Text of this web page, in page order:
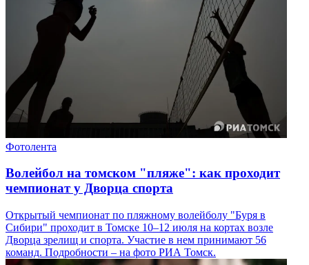
Фотолента
Волейбол на томском "пляже": как проходит
чемпионат у Дворца спорта
Открытый чемпионат по пляжному волейболу "Буря в
Сибири" проходит в Томске 10–12 июля на кортах возле
Дворца зрелищ и спорта. Участие в нем принимают 56
команд. Подробности – на фото РИА Томск.